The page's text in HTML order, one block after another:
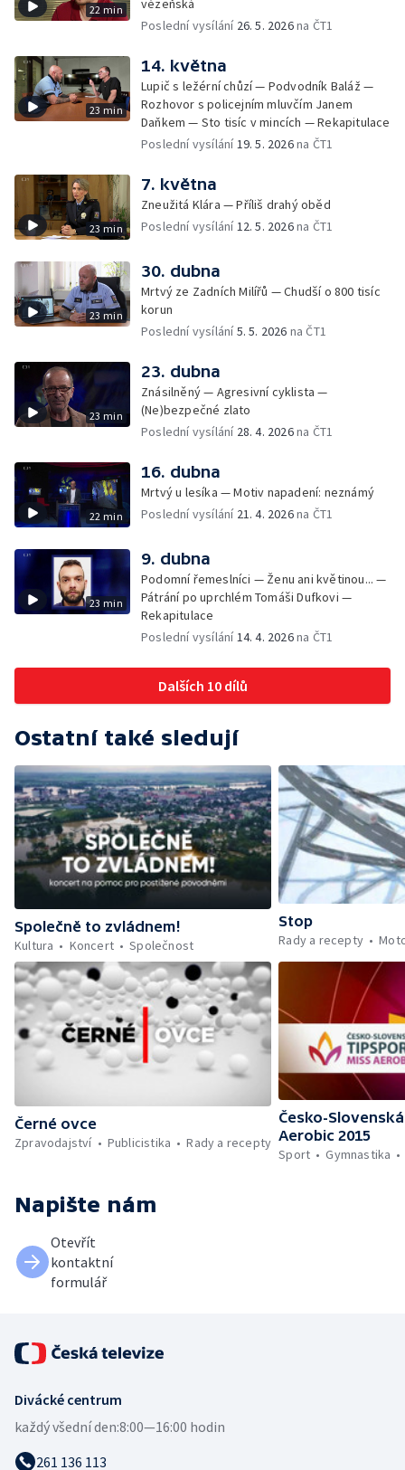
22 min
Poslední vysílání 26. 5. 2026na ČT1
23 min
14. května
Lupič s ležérní chůzí — Podvodník Baláž —
Rozhovor s policejním mluvčím Janem
Daňkem — Sto tisíc v mincích — Rekapitulace
Poslední vysílání 19. 5. 2026na ČT1
23 min
7. května
Zneužitá Klára — Příliš drahý oběd
Poslední vysílání 12. 5. 2026na ČT1
23 min
30. dubna
Mrtvý ze Zadních Milířů — Chudší o 800 tisíc
korun
Poslední vysílání5. 5. 2026 na ČT1
23 min
23. dubna
Znásilněný — Agresivní cyklista —
(Ne)bezpečné zlato
Poslední vysílání 28. 4. 2026na ČT1
22 min
16. dubna
Mrtvý u lesíka — Motiv napadení: neznámý
Poslední vysílání 21. 4. 2026na ČT1
23 min
9. dubna
Podomní řemeslníci — Ženu ani květinou... —
Pátrání po uprchlém Tomáši Dufkovi —
Rekapitulace
Poslední vysílání 14. 4. 2026na ČT1
Dalších 10 dílů
Ostatní také sledují
Společně to zvládnem!
Kultura
Koncert Společnost
Stop
Rady a recepty
Černé ovce
Zpravodajství
Publicistika Rady a recepty
Česko-
Aerobic 2015
Sport
Gymnastika
Napište nám
Otevřít
kontaktní
formulář
Divácké centrum
každý všední den:8:00—16:00 hodin
261 136 113